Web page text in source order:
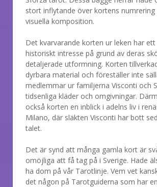
stort inflytande över kortens numrering
visuella komposition.
Det kvarvarande korten ur leken har
historiskt intresse på grund av deras
detaljerade utformning. Korten
dyrbara material och föreställer inte
medlemmar ur familjerna Visconti och
tidsenliga kläder och omgivningar.
också korten en inblick i adelns liv i
Milano, där släkten Visconti har bott
talet.
Det är synd att många gamla kort är
omöjliga att få tag på i Sverige. Hade
ha dom på vår Tarotlinje. Vem vet
det någon på Tarotguiderna som har